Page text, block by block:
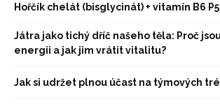
Hořčík chelát (bisglycinát) + vitamín B6
Játra jako tichý dříč našeho těla: Proč
energii a jak jim vrátit vitalitu?
Jak si udržet plnou účast na týmových